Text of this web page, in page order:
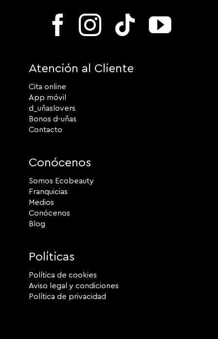
Atención al Cliente
Cita online
App móvil
d_uñaslovers
Bonos d-uñas
Contacto
Conócenos
Somos Ecobeauty
Franquicias
Medios
Conócenos
Blog
Políticas
Política de cookies
Aviso legal y condiciones
Política de privacidad